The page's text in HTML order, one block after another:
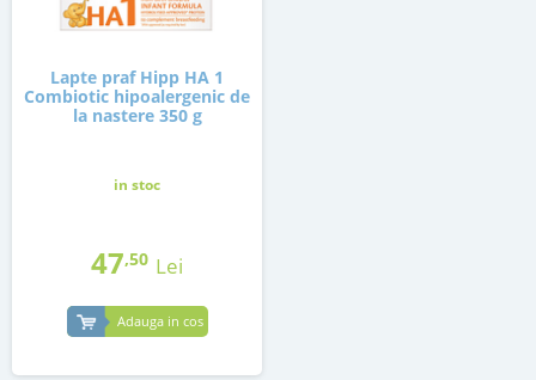
Lapte praf Hipp HA 1
Combiotic hipoalergenic de
la nastere 350 g
in stoc
47,50 Lei
Adauga in cos